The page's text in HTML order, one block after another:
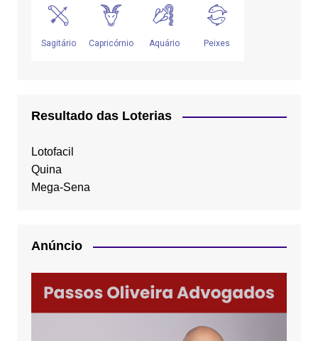
Resultado das Loterias
Lotofacil
Quina
Mega-Sena
Anúncio